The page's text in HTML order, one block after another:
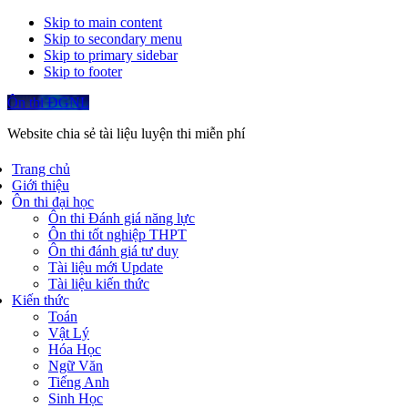
Skip to main content
Skip to secondary menu
Skip to primary sidebar
Skip to footer
Ôn thi ĐGNL
Website chia sẻ tài liệu luyện thi miễn phí
Trang chủ
Giới thiệu
Ôn thi đại học
Ôn thi Đánh giá năng lực
Ôn thi tốt nghiệp THPT
Ôn thi đánh giá tư duy
Tài liệu mới Update
Tài liệu kiến thức
Kiến thức
Toán
Vật Lý
Hóa Học
Ngữ Văn
Tiếng Anh
Sinh Học